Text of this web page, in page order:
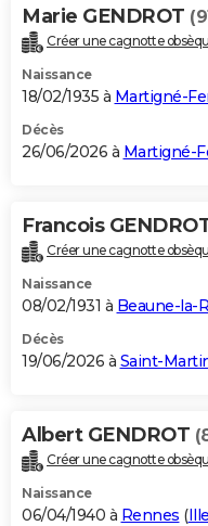
Alimentation
Guide de la santé
Maladies
Médicaments
Sommeil
VOYAGE
Destinations
City break
Voyage nature
Voyage de noces
Forum
Climat
+PHOTO
GUIDES D'ACHAT
BONS PLANS
Carte de Noël
Carte Bonne année
Carte Saint-Valentin
Carte Pâques
Carte d'anniversaire
DICTIONNAIRE
Dictionnaire
Biographies
Citations
Expressions
Proverbes
PROGRAMME TV
S'inscrire
Se connecter
Lycées
Collèges
Primaires
Universités
Entreprises
Service militaire
Avis de recherche
AVIS DE DÉCÈS
Bricolage
Lifestyle
Culture
Sport
Auto
Television
Voyage
Cinema
Marie GENDROT
Créer une cagnotte
Naissance
18/02/1935 à Martigné-
Décès
26/06/2026 à Martigné-
Francois
Créer une cagnotte
Naissance
08/02/1931 à Beaune-la-
Décès
19/06/2026 à Saint-
Albert GENDROT
Créer une cagnotte
Naissance
06/04/1940 à Rennes (